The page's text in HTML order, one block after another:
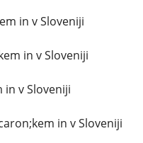
in v Sloveniji
in v Sloveniji
in v Sloveniji
in v Sloveniji